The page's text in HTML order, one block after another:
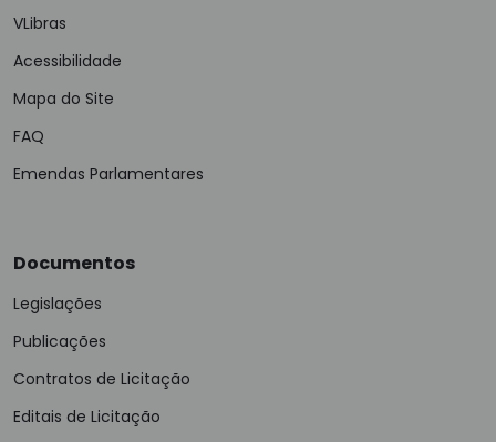
VLibras
Acessibilidade
Mapa do Site
FAQ
Emendas Parlamentares
Documentos
Legislações
Publicações
Contratos de Licitação
Editais de Licitação